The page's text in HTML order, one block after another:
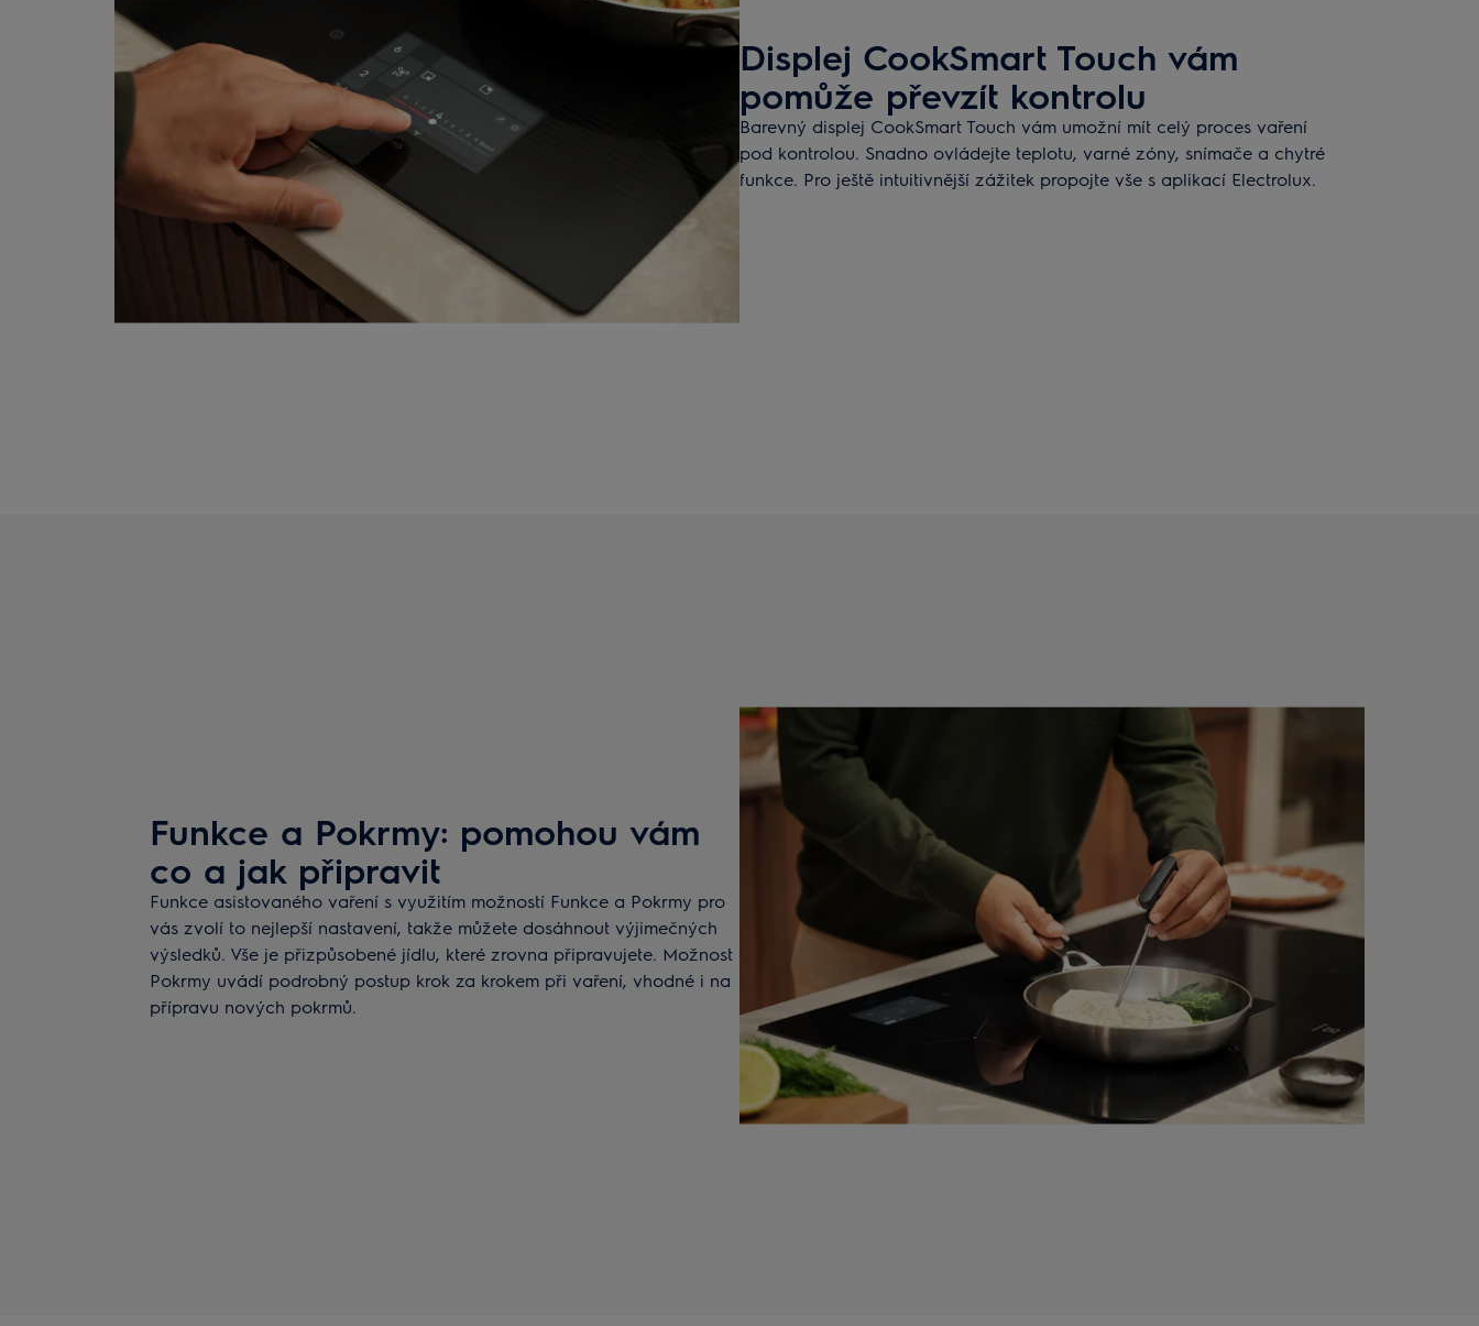
Displej CookSmart Touch vám
pomůže převzít kontrolu
Barevný displej CookSmart Touch vám umožní mít celý proces vaření
pod kontrolou. Snadno ovládejte teplotu, varné zóny, snímače a chytré
funkce. Pro ještě intuitivnější zážitek propojte vše s aplikací Electrolux.
Funkce a Pokrmy: pomohou vám
co a jak připravit
Funkce asistovaného vaření s využitím možností Funkce a Pokrmy pro
vás zvolí to nejlepší nastavení, takže můžete dosáhnout výjimečných
výsledků. Vše je přizpůsobené jídlu, které zrovna připravujete. Možnost
Pokrmy uvádí podrobný postup krok za krokem při vaření, vhodné i na
přípravu nových pokrmů.